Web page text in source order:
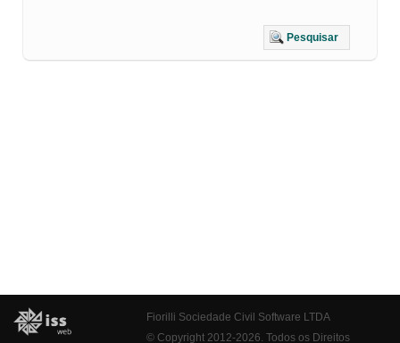
Pesquisar
Fiorilli Sociedade Civil Software LTDA
© Copyright 2012-2026. Todos os Direitos